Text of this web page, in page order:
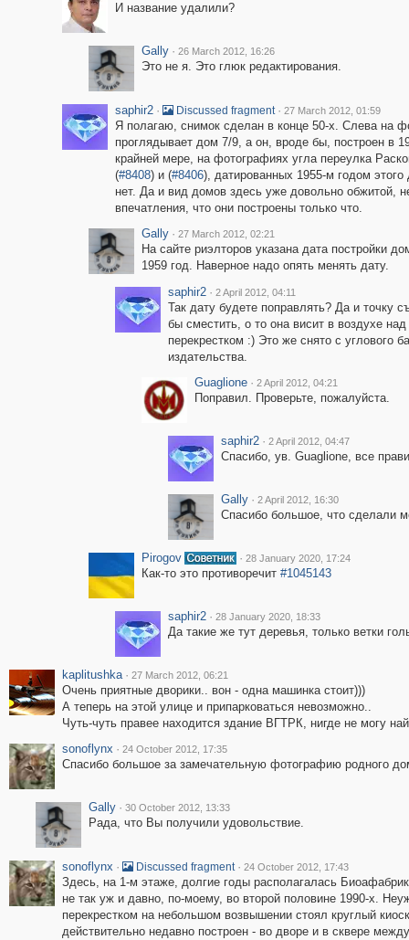
И название удалили?
Gally · 26 March 2012, 16:26
Это не я. Это глюк редактирования.
saphir2 · Discussed fragment · 27 March 2012, 01:59
Я полагаю, снимок сделан в конце 50-х. Слева на
проглядывает дом 7/9, а он, вроде бы, построен в
крайней мере, на фотографиях угла переулка
(#8408) и (#8406), датированных 1955-м годом
нет. Да и вид домов здесь уже довольно обжитой,
впечатления, что они построены только что.
Gally · 27 March 2012, 02:21
На сайте риэлторов указана дата постройки
1959 год. Наверное надо опять менять дату.
saphir2 · 2 April 2012, 04:11
Так дату будете поправлять? Да и точку
бы сместить, о то она висит в воздухе над
перекрестком :) Это же снято с углового
издательства.
Guaglione · 2 April 2012, 04:21
Поправил. Проверьте, пожалуйста.
saphir2 · 2 April 2012, 04:47
Спасибо, ув. Guaglione, все
Gally · 2 April 2012, 16:30
Спасибо большое, что сделали
Pirogov · 28 January 2020, 17:24
Как-то это противоречит #1045143
saphir2 · 28 January 2020, 18:33
Да такие же тут деревья, только ветки
kaplitushka · 27 March 2012, 06:21
Очень приятные дворики.. вон - одна машинка стоит)))
А теперь на этой улице и припарковаться невозможно..
Чуть-чуть правее находится здание ВГТРК, нигде не могу
sonoflynx · 24 October 2012, 17:35
Спасибо большое за замечательную фотографию родного
Gally · 30 October 2012, 13:33
Рада, что Вы получили удовольствие.
sonoflynx · Discussed fragment · 24 October 2012, 17:43
Здесь, на 1-м этаже, долгие годы располагалась
не так уж и давно, по-моему, во второй половине 1990-х.
перекрестком на небольшом возвышении стоял круглый
действительно недавно построен - во дворе и в сквере